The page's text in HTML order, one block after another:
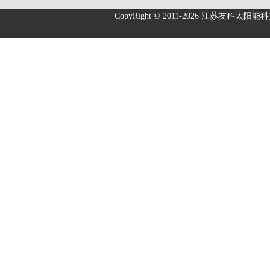
CopyRight © 2011-2026 江苏友科太阳能